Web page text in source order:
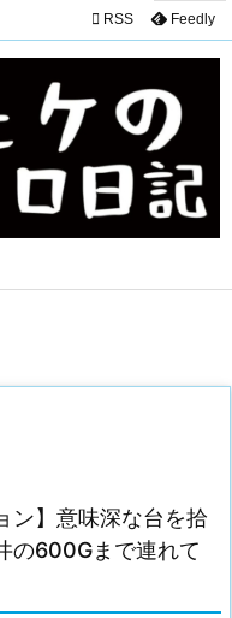
 RSS Feedly
ン】意味深な台を拾
の600Gまで連れて